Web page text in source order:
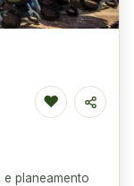
planeamento
♥